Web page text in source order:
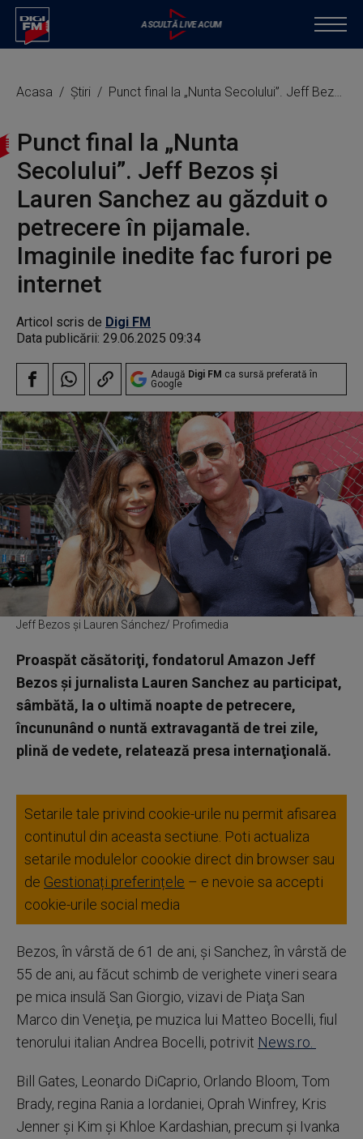
Acasa Știri Punct final la „Nunta Secolului”. Jeff Bezos şi Lauren Sanchez au găzduit o petrecere în pijamale. Imaginile inedite fac furori pe internet
Punct final la „Nunta
Secolului”. Jeff Bezos şi
Lauren Sanchez au găzduit o
petrecere în pijamale.
Imaginile inedite fac furori pe
internet
Articol scris de Digi FM
Data publicării: 29.06.2025 09:34
Adaugă Digi FM ca sursă preferată în
Google
Jeff Bezos și Lauren Sánchez/ Profimedia
Proaspăt căsătoriţi, fondatorul Amazon Jeff
Bezos şi jurnalista Lauren Sanchez au participat,
sâmbătă, la o ultimă noapte de petrecere,
încununând o nuntă extravagantă de trei zile,
plină de vedete, relatează presa internaţională.
Setarile tale privind cookie-urile nu permit afisarea
continutul din aceasta sectiune. Poti actualiza
setarile modulelor coookie direct din browser sau
de Gestionați preferințele – e nevoie sa accepti
cookie-urile social media
Bezos, în vârstă de 61 de ani, şi Sanchez, în vârstă de
55 de ani, au făcut schimb de verighete vineri seara
pe mica insulă San Giorgio, vizavi de Piaţa San
Marco din Veneţia, pe muzica lui Matteo Bocelli, fiul
tenorului italian Andrea Bocelli, potrivit News.ro.
Bill Gates, Leonardo DiCaprio, Orlando Bloom, Tom
Brady, regina Rania a Iordaniei, Oprah Winfrey, Kris
Jenner şi Kim şi Khloe Kardashian, precum şi Ivanka